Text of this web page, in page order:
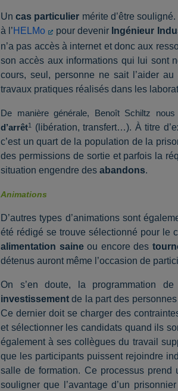
Uncas particulier mérite d’être
à l’ HELMo pour devenir Ingénieur
n’a pas accès à internet et donc aux
son accès aux informations qui lui sont
cours, seul, personne ne sait l’aider
travaux pratiques réalisés dans les
De manière générale, Benoît Schiltz
d’arrêt1
(libération, transfert…). À titre
c’est un quart de la population de la
des permissions de sortie et parfois la
situation engendre des abandons.
Animations
D’autres types d’animations sont
été rédigé se trouve sélectionné pour le
alimentation saine ou encore des
détenus auront même l’occasion de
On s’en doute, la programmation
investissement de la part des
Ce dernier doit se charger des
et sélectionner les candidats quand ils
également à ses collègues du travail
que les participants puissent rejoindre
salle de formation. Ce processus
souligner que l’avantage d’un